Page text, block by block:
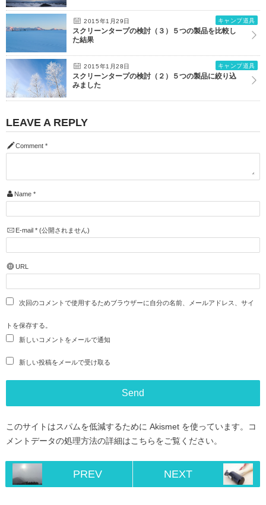
2015年1月29日 キャンプ道具
スクリーンタープの検討（３）５つの製品を比較し
た結果
2015年1月28日 キャンプ道具
スクリーンタープの検討（２）５つの製品に絞り込
みました
LEAVE A REPLY
Comment *
Name *
E-mail *(公開されません)
URL
次回のコメントで使用するためブラウザーに自分の名前、メールアドレス、サイ
トを保存する。
新しいコメントをメールで通知
新しい投稿をメールで受け取る
このサイトはスパムを低減するために Akismet を使っています。
コ
メントデータの処理方法の詳細はこちらをご覧ください。
PREV NEXT